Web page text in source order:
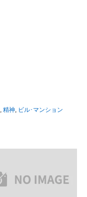
精神 ビル･マンション